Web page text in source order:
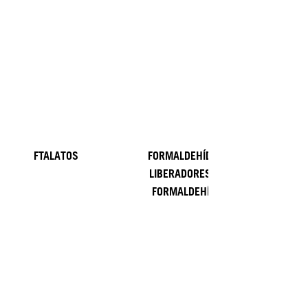
FTALATOS
FORMALDEHÍDO Y
LIBERADORES DE
FORMALDEHÍDO